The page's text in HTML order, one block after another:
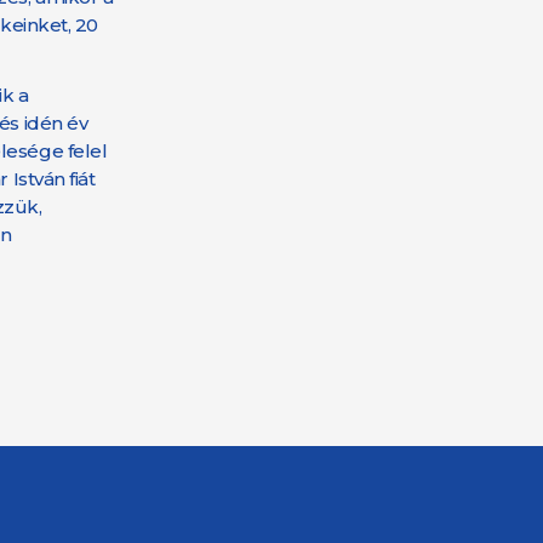
20
a
idén év
felel
István fiát